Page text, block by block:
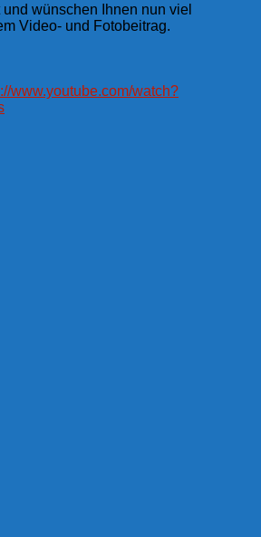
wünschen Ihnen nun viel
Video- und Fotobeitrag.
www.youtube.com/watch?